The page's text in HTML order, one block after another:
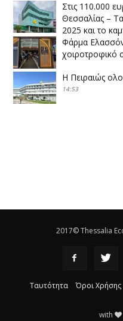
Στις 110.000
Θεσσαλίας –
2025 και το
Φάρμα
χοιροτροφικό
Η Πειραιώς
14:53
2017© Thessalia
Ταυτότητα Όροι Χρήσης
with